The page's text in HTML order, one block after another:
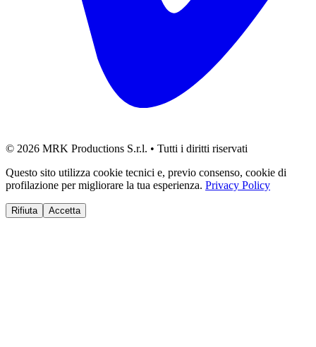
© 2026 MRK Productions S.r.l. • Tutti i diritti riservati
Questo sito utilizza cookie tecnici e, previo consenso, cookie di
profilazione per migliorare la tua esperienza. Privacy Policy
Rifiuta Accetta